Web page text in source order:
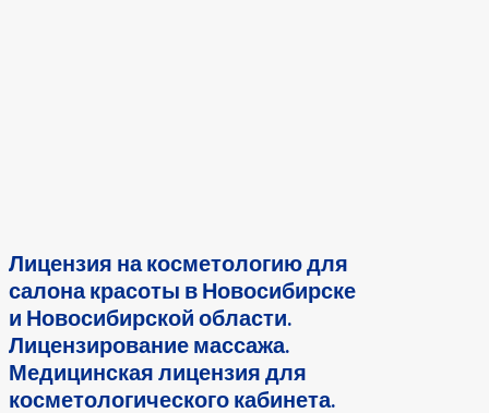
Лицензия на косметологию для
салона красоты в Новосибирске
и Новосибирской области.
Лицензирование массажа.
Медицинская лицензия для
косметологического кабинета.